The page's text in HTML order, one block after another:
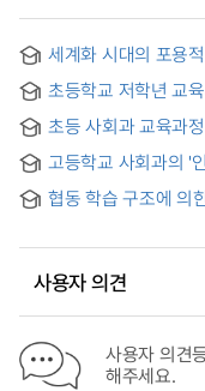
세계화 시대의 포용
초등학교 저학년 교
elementary
초등 사회과 교육과
Social Studies
고등학교 사회과의 '
Studies
협동 학습 구조에 의
사용자 의견
사용자 의견
해주세요.